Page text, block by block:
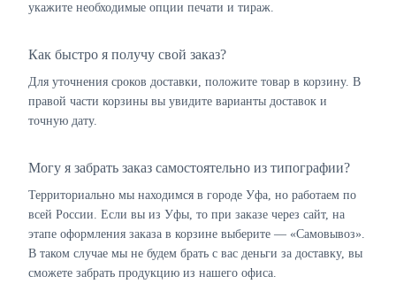
укажите необходимые опции печати и тираж.
Как быстро я получу свой заказ?
Для уточнения сроков доставки, положите товар в корзину. В
правой части корзины вы увидите варианты доставок и
точную дату.
Могу я забрать заказ самостоятельно из типографии?
Территориально мы находимся в городе Уфа, но работаем по
всей России. Если вы из Уфы, то при заказе через сайт, на
этапе оформления заказа в корзине выберите — «Самовывоз».
В таком случае мы не будем брать с вас деньги за доставку, вы
сможете забрать продукцию из нашего офиса.